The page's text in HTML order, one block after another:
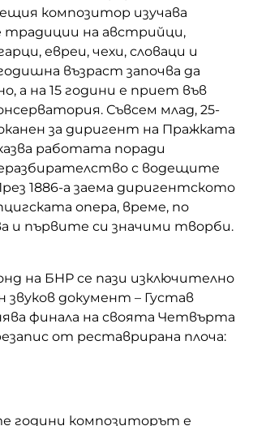
композитор изучава
традиции на австрийци,
евреи, чехи, словаци и
възраст започва да
а на 15 години е приет във
Съвсем млад, 25-
за диригент на Пражката
работата поради
с водещите
1886-а заема диригентското
опера, време, по
и първите си значими творби.
на БНР се пази изключително
звуков документ – Густав
финала на своята Четвърта
от реставрирана плоча:
години композиторът е